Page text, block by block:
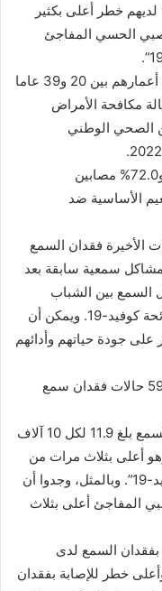
أن الشباب المصابين بـ”كوفيد-19″ لديهم خطر أعلى بكثير
الحسي المفاجئ
وحلل الفريق بيانات 6.7 مليون بالغ تتراوح أعمارهم بين 20 و39 عاما
مكافحة الأمراض
الصحي الوطني
وكان 49.0% من المشاركين من الرجال، و72.0% مصابين
سلسلة التطعيم الأساسية ضد
الأخيرة فقدان السمع
مشاكل سمعية سابقة بعد
مشاكل السمع بين الشباب
ظهرت كمشكلة صحية عامة جديدة بعد جائحة كوفيد-19. ويمكن أن
جودة حياتهم وأدائهم
وكان هناك 38269 حالة فقدان سمع و5908 حالات فقدان سمع
ووجد الباحثون أن معدل الإصابة بفقدان السمع بلغ 11.9 لكل 10 آلاف
في مجموعة “كوفيد-19″، وهو أعلى بثلاث مرات من
المعدل في مجموعة غير المصابين بـ”كوفيد-19”. وبالمثل، وجدوا أن
المفاجئ أعلى بثلاث
السمع لدى
خطر للإصابة بفقدان